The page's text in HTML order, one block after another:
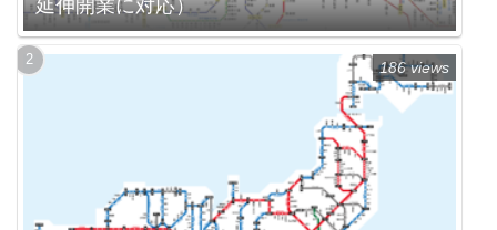
延伸開業に対応）
186 views